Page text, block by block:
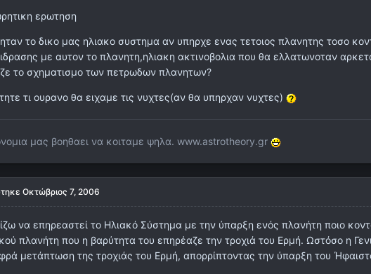
ερωτηση
το δικο μας ηλιακο συστημα αν υπηρχε ενας τετοιος πλανητης τοσο
με αυτον το πλανητη,ηλιακη ακτινοβολια που θα ελλατωνοταν
το σχηματισμο των πετρωδων πλανητων?
τι ουρανο θα ειχαμε τις νυχτες(αν θα υπηρχαν νυχτες)
μας βοηθαει να κοιταμε ψηλα. www.astrotheory.gr
Οκτώβριος 7, 2006
να επηρεαστεί το Ηλιακό Σύστημα με την ύπαρξη ενός πλανήτη ποιο
πλανήτη που η βαρύτητα του επηρέαζε την τροχιά του Ερμή. Ωστόσο η
μετάπτωση της τροχιάς του Ερμή, απορρίπτοντας την ύπαρξη του